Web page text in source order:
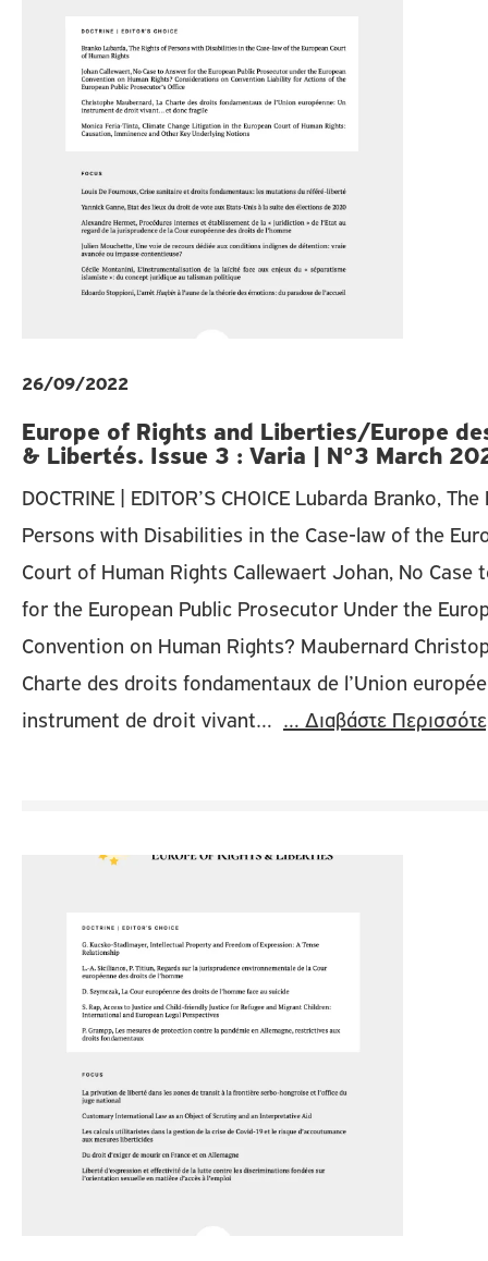
26/09/2022
Europe of Rights and Liberties/Europe
& Libertés. Issue 3 : Varia | N°3 March
DOCTRINE | EDITOR’S CHOICE Lubarda Branko,
Persons with Disabilities in the Case-law of the
Court of Human Rights Callewaert Johan, No Case
for the European Public Prosecutor Under the
Convention on Human Rights? Maubernard
Charte des droits fondamentaux de l’Union
instrument de droit vivant… … Διαβάστε